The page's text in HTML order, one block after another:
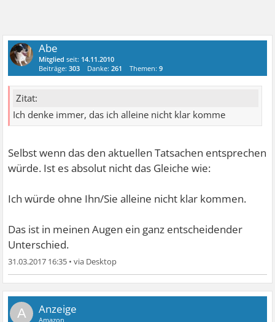
Abe
Mitglied seit: 14.11.2010
Beiträge:303 Danke:261 Themen:9
Zitat:
Ich denke immer, das ich alleine nicht klar komme
Selbst wenn das den aktuellen Tatsachen entsprechen
würde. Ist es absolut nicht das Gleiche wie:
Ich würde ohne Ihn/Sie alleine nicht klar kommen.
Das ist in meinen Augen ein ganz entscheidender
Unterschied.
31.03.2017 16:35 •
A